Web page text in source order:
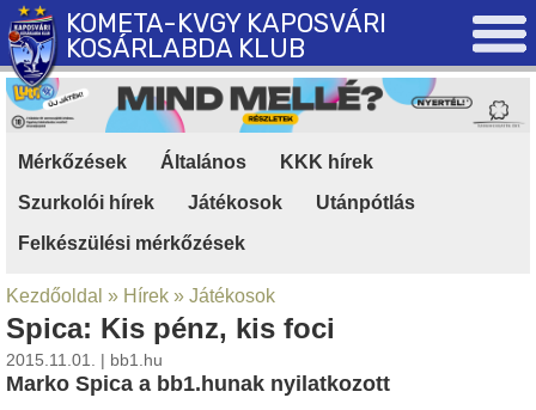
KOMETA-KVGY KAPOSVÁRI
KOSÁRLABDA KLUB
Mérkőzések Általános KKK hírek
Szurkolói hírek
Játékosok Utánpótlás
Felkészülési mérkőzések
Kezdőoldal » Hírek » Játékosok
Spica: Kis pénz, kis foci
2015.11.01. | bb1.hu
Marko Spica a bb1.hunak nyilatkozott